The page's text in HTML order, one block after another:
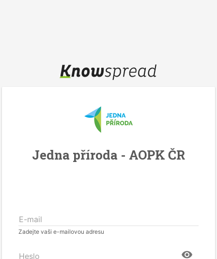
Jedna příroda - AOPK ČR
E-mail
Zadejte vaši e-mailovou adresu
Heslo visibility